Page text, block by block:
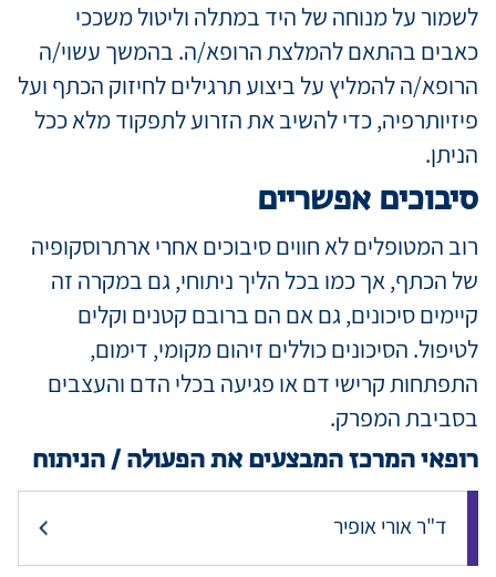
לשמור על מנוחה של היד במתלה וליטול משככי
כאבים בהתאם להמלצת הרופא/ה. בהמשך עשוי/ה
הרופא/ה להמליץ על ביצוע תרגילים לחיזוק הכתף ועל
פיזיותרפיה, כדי להשיב את הזרוע לתפקוד מלא ככל
הניתן.
סיבוכים אפשריים
רוב המטופלים לא חווים סיבוכים אחרי ארתרוסקופיה
של הכתף, אך כמו בכל הליך ניתוחי, גם במקרה זה
קיימים סיכונים, גם אם הם ברובם קטנים וקלים
לטיפול. הסיכונים כוללים זיהום מקומי, דימום,
התפתחות קרישי דם או פגיעה בכלי הדם והעצבים
בסביבת המפרק.
רופאי המרכז המבצעים את הפעולה / הניתוח
ד"ר אורי אופיר